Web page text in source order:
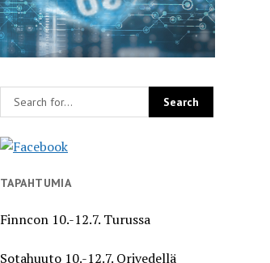
TAPAHTUMIA
Finncon 10.-12.7. Turussa
Sotahuuto 10.-12.7. Orivedellä